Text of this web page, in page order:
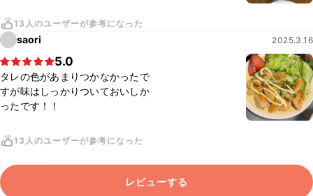
13人のユーザーが参考になった
saori 2025.3.16
5.0
タレの色があまりつかなかったで
すが味はしっかりついておいしか
ったです！！
13人のユーザーが参考になった
レビューする